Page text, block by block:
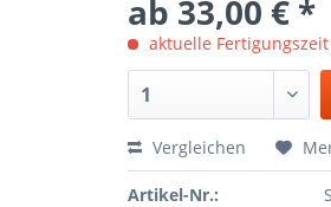
ab 33,00 € *
aktuelle
Vergleichen
Artikel-Nr.: